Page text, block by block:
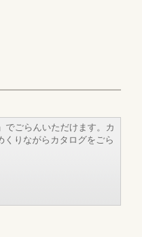
でごらんいただけます。カ
くりながらカタログをごら